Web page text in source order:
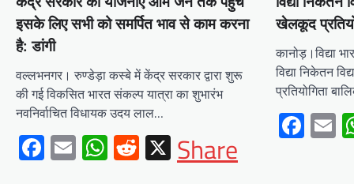
इसके लिए सभी को समर्पित भाव से काम करना
है: डांगी
वल्लभनगर। रुण्डेड़ा कस्बे में केंद्र सरकार द्वारा शुरू
की गई विकसित भारत संकल्प यात्रा का शुभारंभ
नवनिर्वाचित विधायक उदय लाल…
Facebook
EmailWhatsApp
Reddit
X
Share
खेलकूद
कानोड़।विद्या
विद्या निकेतन
प्रतियोगिता
Mewari Khabar August 2, 2026
ने कहा कि राज्य सरकार ने राजस्थान के विकास का रोडमैप
बनाया, जिसके तहत पानी,…
Facebook
EmailWhatsApp
Reddit
X
Share